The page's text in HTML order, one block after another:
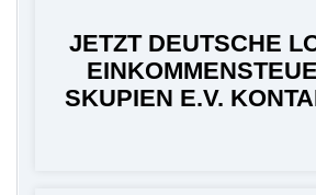
JETZT DEUTSCHE
SKUPIEN E.V.